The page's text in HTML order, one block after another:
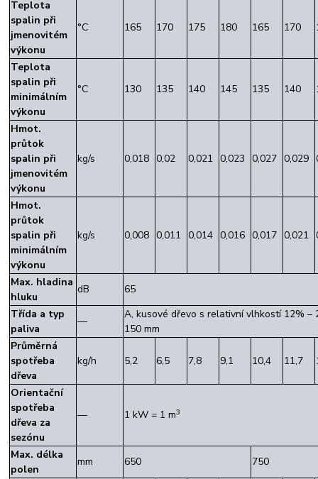
Teplota
spalin při
jmenovitém
výkonu
°C 165 170 175 180 165 170
Teplota
spalin při
minimálním
výkonu
°C 130 135 140 145 135 140
Hmot.
průtok
spalin při
jmenovitém
výkonu
kg/s 0,018 0,02 0,021 0,023 0,027 0,029
Hmot.
průtok
spalin při
minimálním
výkonu
kg/s 0,008 0,011 0,014 0,016 0,017 0,021
Max. hladina
hluku
dB
65
Třída a typ
paliva
—
A, kusové dřevo s relativní vlhkostí 12% –
150 mm
Průměrná
spotřeba
dřeva
kg/h 5,2 6,5 7,8 9,1 10,4 11,7
Orientační
spotřeba
dřeva za
sezónu
— 1 kW = 1 m3
Max. délka
polen
mm 650
750